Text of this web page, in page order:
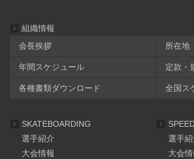
組織情報
会長挨拶
所在地
年間スケジュール 定款・
各種書類ダウンロード 全国ス
SKATEBOARDING
選手紹介
大会情報
選手紹
大会